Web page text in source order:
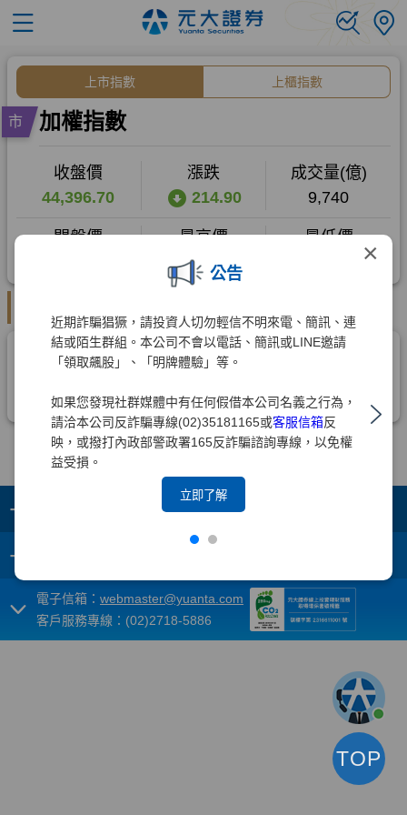
×
公告
近期詐騙猖獗，請投資人切勿輕信不明來電、簡訊、連
結或陌生群組。本公司不會以電話、簡訊或LINE邀請
「領取飆股」、「明牌體驗」等。
如果您發現社群媒體中有任何假借本公司名義之行為，
請洽本公司反詐騙專線(02)35181165或客服信箱反
映，或撥打內政部警政署165反詐騙諮詢專線，以免權
益受損。
立即了解
+
+
電子信箱： webmaster@yuanta.com
客戶服務專線：(02)2718-5886
TOP